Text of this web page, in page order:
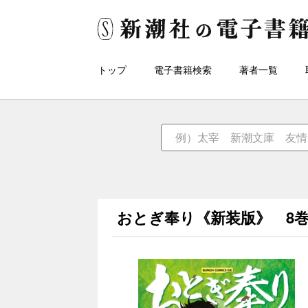
トップ 電子書籍検索 著者一覧
おとぎ奉り《新装版》 8